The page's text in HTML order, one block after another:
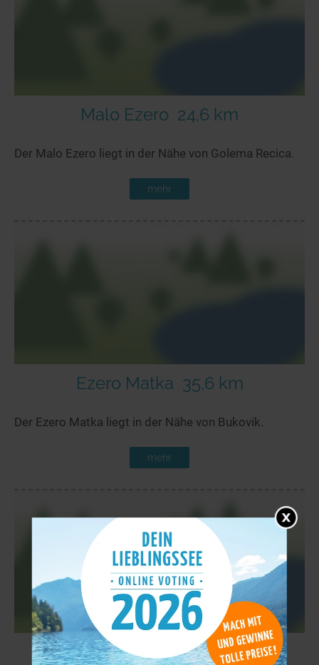
Malo Ezero 24,6 km
Der Malo Ezero liegt in der Nähe von Golema Recica.
mehr
Ezero Matka 35,6 km
Der Ezero Matka liegt in der Nähe von Bukovik.
mehr
Debarsko Ezero 52,4 km